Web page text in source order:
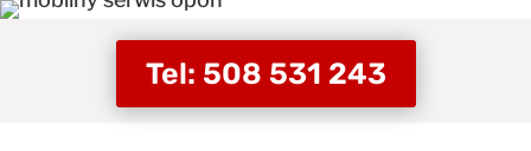
Tel: 508 531 243